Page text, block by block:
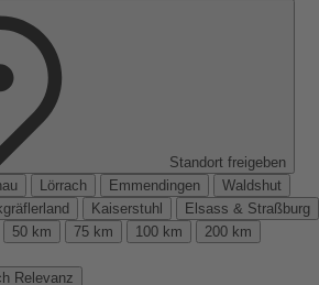
Standort freigeben
Lörrach Emmendingen
Waldshut
Kaiserstuhl
Elsass & Straßburg
50 km 75 km 100 km
200 km
Relevanz